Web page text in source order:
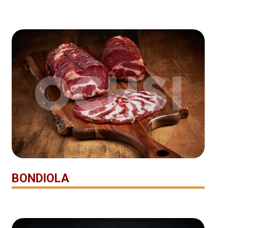
BONDIOLA